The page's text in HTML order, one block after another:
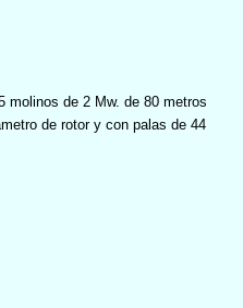
molinos de 2 Mw. de 80 metros
de rotor y con palas de 44